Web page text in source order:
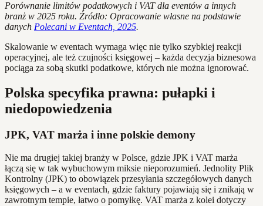
Porównanie limitów podatkowych i VAT dla eventów a innych
branż w 2025 roku. Źródło: Opracowanie własne na podstawie
danych Polecani w Eventach, 2025.
Skalowanie w eventach wymaga więc nie tylko szybkiej reakcji
operacyjnej, ale też czujności księgowej – każda decyzja biznesowa
pociąga za sobą skutki podatkowe, których nie można ignorować.
Polska specyfika prawna: pułapki i
niedopowiedzenia
JPK, VAT marża i inne polskie demony
Nie ma drugiej takiej branży w Polsce, gdzie JPK i VAT marża
łączą się w tak wybuchowym miksie nieporozumień. Jednolity Plik
Kontrolny (JPK) to obowiązek przesyłania szczegółowych danych
księgowych – a w eventach, gdzie faktury pojawiają się i znikają w
zawrotnym tempie, łatwo o pomyłkę. VAT marża z kolei dotyczy